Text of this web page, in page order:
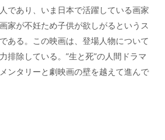
であり、いま日本で活躍している画家
家が不妊ため子供が欲しがるというス
ある。この映画は、登場人物について
排除している。”生と死”の人間ドラマ
ンタリーと劇映画の壁を越えて進んで